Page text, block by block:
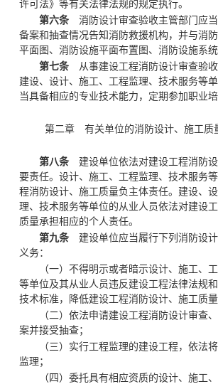
许可法》等有关法律法规的规定执行。
第六条 消防设计审查验收主管部门应当
备案和抽查情况告知消防救援机构，并与消
平面图、消防设施平面布置图、消防设施系统
第七条 从事建设工程消防设计审查验
建设、设计、施工、工程监理、技术服务等
当具备相应的专业技术能力，定期参加职业培
第二章 有关单位的消防设计、 施工质
第八条 建设单位依法对建设工程消防
要责任。设计、施工、工程监理、技术服务
程消防设计、施工质量负主体责任。建设、
理、技术服务等单位的从业人员依法对建设
质量承担相应的个人责任。
第九条 建设单位应当履行下列消防设
义务：
（一）不得明示或者暗示设计、施工、
等单位及其从业人员违反建设工程法律法规
技术标准，降低建设工程消防设计、施工质量
（二）依法申请建设工程消防设计审查
案并接受抽查；
（三）实行工程监理的建设工程，依法
监理；
（四）委托具有相应资质的设计、施工